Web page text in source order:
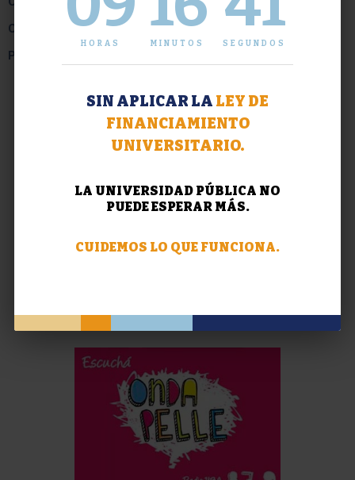
Cooperadora
Plano de Evacuación
HORAS MINUTOS SEGUNDOS
SIN APLICAR LA LEY DE
FINANCIAMIENTO
UNIVERSITARIO.
LA UNIVERSIDAD PÚBLICA NO
PUEDE ESPERAR MÁS.
CUIDEMOS LO QUE FUNCIONA.